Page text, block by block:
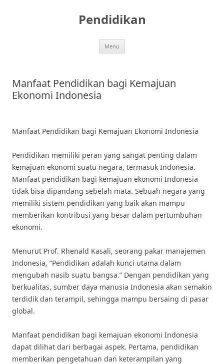
Pendidikan
Menu
Manfaat Pendidikan bagi Kemajuan
Ekonomi Indonesia
Manfaat Pendidikan bagi Kemajuan Ekonomi Indonesia
Pendidikan memiliki peran yang sangat penting dalam
kemajuan ekonomi suatu negara, termasuk Indonesia.
Manfaat pendidikan bagi kemajuan ekonomi Indonesia
tidak bisa dipandang sebelah mata. Sebuah negara yang
memiliki sistem pendidikan yang baik akan mampu
memberikan kontribusi yang besar dalam pertumbuhan
ekonomi.
Menurut Prof. Rhenald Kasali, seorang pakar manajemen
Indonesia, “Pendidikan adalah kunci utama dalam
mengubah nasib suatu bangsa.” Dengan pendidikan yang
berkualitas, sumber daya manusia Indonesia akan semakin
terdidik dan terampil, sehingga mampu bersaing di pasar
global.
Manfaat pendidikan bagi kemajuan ekonomi Indonesia
dapat dilihat dari berbagai aspek. Pertama, pendidikan
memberikan pengetahuan dan keterampilan yang